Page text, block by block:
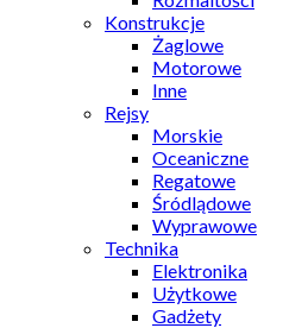
Konstrukcje
Żaglowe
Motorowe
Inne
Rejsy
Morskie
Oceaniczne
Regatowe
Śródlądowe
Wyprawowe
Technika
Elektronika
Użytkowe
Gadżety